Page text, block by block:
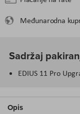
Međunarodna
Sadržaj
EDIUS 11 Pro
Opis